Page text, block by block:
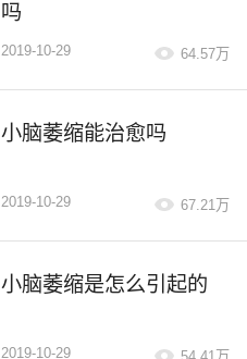
吗
2019-10-29 64.57万
小脑萎缩能治愈吗
2019-10-29 67.21万
小脑萎缩是怎么引起的
2019-10-29